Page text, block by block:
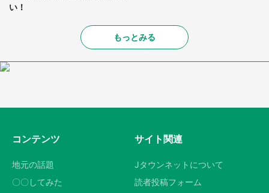
い！
もっとみる
コンテンツ
地元の話題
〇〇してみた
サイト関連
Jタウンネットについて
読者投稿フォーム